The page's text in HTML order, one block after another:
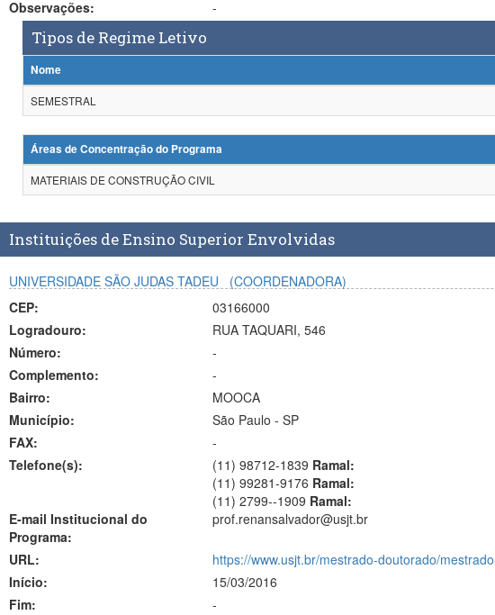
Observações:
-
Tipos de Regime Letivo
Nome
SEMESTRAL
Áreas de Concentração do Programa
MATERIAIS DE CONSTRUÇÃO CIVIL
Instituições de Ensino Superior Envolvidas
UNIVERSIDADE SÃO JUDAS TADEU
(COORDENADORA)
CEP:
03166000
Logradouro:
RUA TAQUARI, 546
Número:
-
Complemento:
-
Bairro:
MOOCA
Município:
São Paulo - SP
FAX:
-
Telefone(s):
(11) 98712-1839 Ramal:
(11) 99281-9176 Ramal:
(11) 2799--1909 Ramal:
E-mail Institucional do
Programa:
prof.renansalvador@usjt.br
URL:
https://www.usjt.br/mestrado-doutorado/
Início:
15/03/2016
Fim:
-